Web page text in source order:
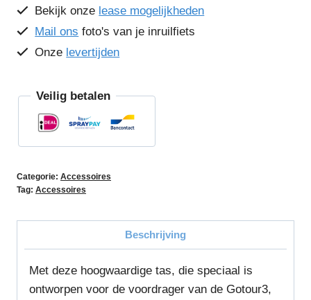
Bekijk onze lease mogelijkheden
Mail ons foto's van je inruilfiets
Onze levertijden
Veilig betalen
Categorie: Accessoires
Tag: Accessoires
Beschrijving
Met deze hoogwaardige tas, die speciaal is
ontworpen voor de voordrager van de Gotour3,